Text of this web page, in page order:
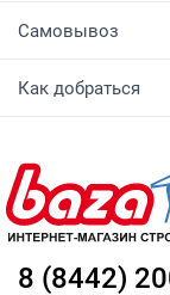
Самовывоз
Как добраться
8 (8442)